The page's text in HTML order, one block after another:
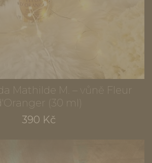
Mathilde M. – vůně Fleur
(30 ml)
390 Kč